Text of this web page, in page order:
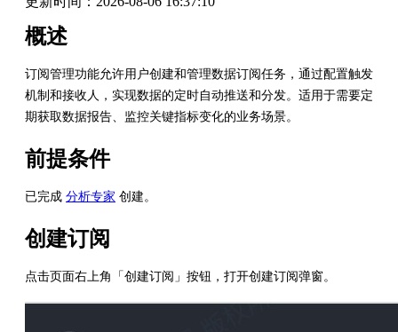
概述
订阅管理功能允许用户创建和管理数据订阅任务，通过配置触发
机制和接收人，实现数据的定时自动推送和分发。适用于需要定
期获取数据报告、监控关键指标变化的业务场景。
前提条件
已完成 分析专家 创建。
创建订阅
点击页面右上角「创建订阅」按钮，打开创建订阅弹窗。